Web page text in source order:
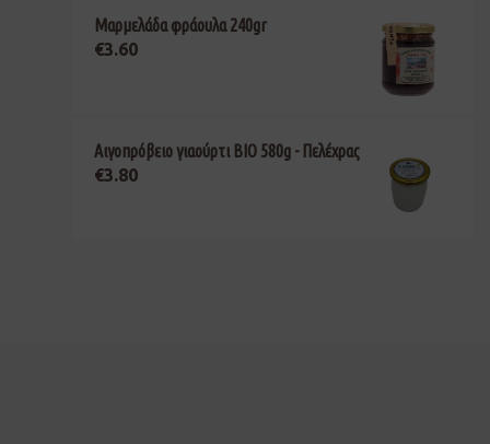
Μαρμελάδα φράουλα 240gr
€3.60
Αιγοπρόβειο γιαούρτι ΒΙΟ 580g - Πελέχρας
€3.80